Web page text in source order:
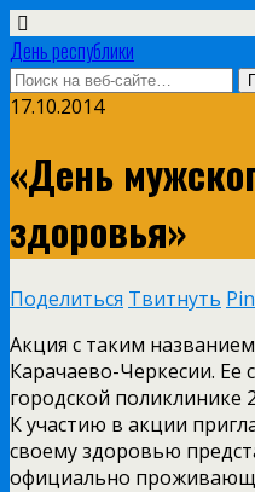
День республики
17.10.2014
«День
здоровья»
Поделиться Твитнуть Pin
Акция с таким
Карачаево-Черкесии. Ее
городской поликлинике
К участию в акции
своему здоровью
официально